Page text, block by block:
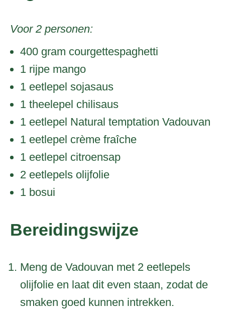
Voor 2 personen:
400 gram courgettespaghetti
1 rijpe mango
1 eetlepel sojasaus
1 theelepel chilisaus
1 eetlepel Natural temptation Vadouvan
1 eetlepel crème fraîche
1 eetlepel citroensap
2 eetlepels olijfolie
1 bosui
Bereidingswijze
Meng de Vadouvan met 2 eetlepels
olijfolie en laat dit even staan, zodat de
smaken goed kunnen intrekken.